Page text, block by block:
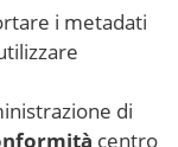
i metadati
di
centro